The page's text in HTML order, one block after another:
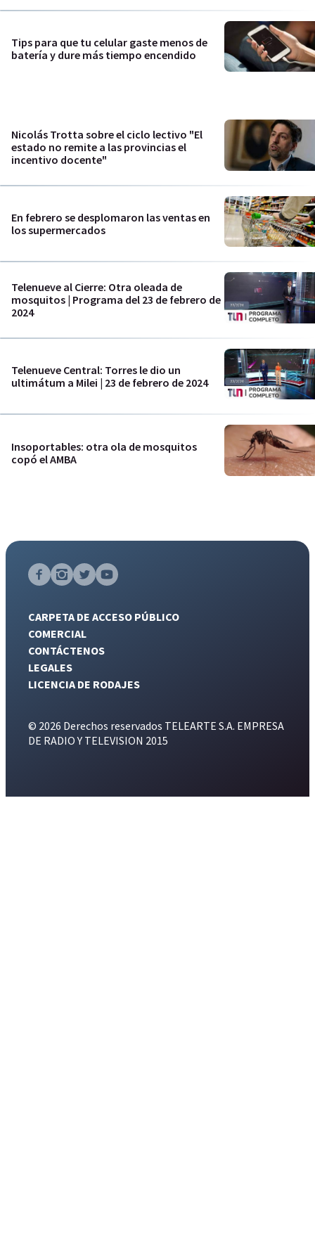
Tips para que tu celular gaste menos de
batería y dure más tiempo encendido
Nicolás Trotta sobre el ciclo lectivo "El
estado no remite a las provincias el
incentivo docente"
En febrero se desplomaron las ventas en
los supermercados
Telenueve al Cierre: Otra oleada de
mosquitos | Programa del 23 de febrero de
2024
Telenueve Central: Torres le dio un
ultimátum a Milei | 23 de febrero de 2024
Insoportables: otra ola de mosquitos
copó el AMBA
CARPETA DE ACCESO PÚBLICO
COMERCIAL
CONTÁCTENOS
LEGALES
LICENCIA DE RODAJES
© 2026 Derechos reservados TELEARTE S.A. EMPRESA
DE RADIO Y TELEVISION 2015